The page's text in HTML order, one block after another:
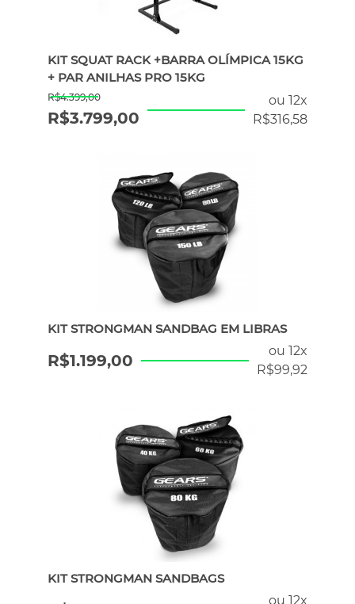
KIT SQUAT RACK +BARRA OLÍMPICA 15KG
+ PAR ANILHAS PRO 15KG
ou 12x
R$316,58
R$4.399,00
R$3.799,00
KIT STRONGMAN SANDBAG EM LIBRAS
ou 12x
R$99,92
R$1.199,00
KIT STRONGMAN SANDBAGS
ou 12x